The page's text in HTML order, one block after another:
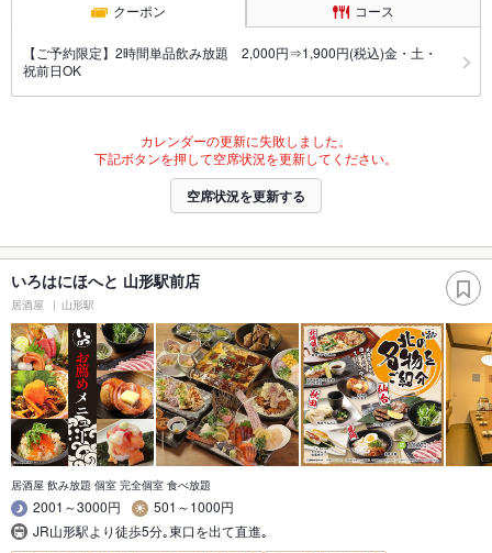
クーポン コース
【ご予約限定】2時間単品飲み放題 2,000円⇒1,900円(税込)金・土・
祝前日OK
カレンダーの更新に失敗しました。
下記ボタンを押して空席状況を更新してください。
空席状況を更新する
いろはにほへと 山形駅前店
居酒屋 山形駅
居酒屋 飲み放題 個室 完全個室 食べ放題
2001～3000円
501～1000円
JR山形駅より徒歩5分｡東口を出て直進｡